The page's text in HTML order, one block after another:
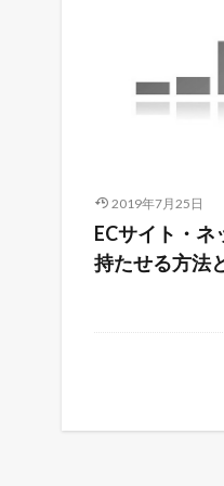
2019年7月25日
ECサイト・
持たせる方法